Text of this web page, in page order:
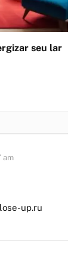
seu lar
am
up.ru